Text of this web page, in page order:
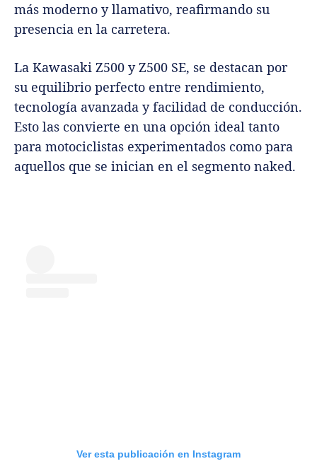
más moderno y llamativo, reafirmando su
presencia en la carretera.
La Kawasaki Z500 y Z500 SE, se destacan por
su equilibrio perfecto entre rendimiento,
tecnología avanzada y facilidad de conducción.
Esto las convierte en una opción ideal tanto
para motociclistas experimentados como para
aquellos que se inician en el segmento naked.
Ver esta publicación en Instagram